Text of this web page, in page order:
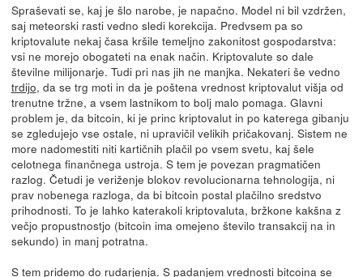
Spraševati se, kaj je šlo narobe, je napačno. Model ni bil vzdržen,
saj meteorski rasti vedno sledi korekcija. Predvsem pa so
kriptovalute nekaj časa kršile temeljno zakonitost gospodarstva:
vsi ne morejo obogateti na enak način. Kriptovalute so dale
številne milijonarje. Tudi pri nas jih ne manjka. Nekateri še vedno
trdijo, da se trg moti in da je poštena vrednost kriptovalut višja od
trenutne tržne, a vsem lastnikom to bolj malo pomaga. Glavni
problem je, da bitcoin, ki je princ kriptovalut in po katerega gibanju
se zgledujejo vse ostale, ni upravičil velikih pričakovanj. Sistem ne
more nadomestiti niti kartičnih plačil po vsem svetu, kaj šele
celotnega finančnega ustroja. S tem je povezan pragmatičen
razlog. Četudi je veriženje blokov revolucionarna tehnologija, ni
prav nobenega razloga, da bi bitcoin postal plačilno sredstvo
prihodnosti. To je lahko katerakoli kriptovaluta, bržkone kakšna z
večjo propustnostjo (bitcoin ima omejeno število transakcij na in
sekundo) in manj potratna.
S tem pridemo do rudarjenja. S padanjem vrednosti bitcoina se